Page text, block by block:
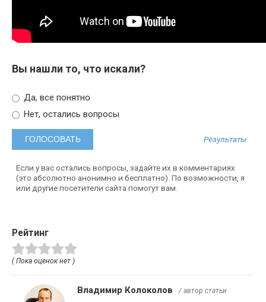
Вы нашли то, что искали?
Да, все понятно
Нет, остались вопросы
Результаты
Если у вас остались вопросы, задайте их в комментариях
(это абсолютно анонимно и бесплатно). По возможности, я
или другие посетители сайта помогут вам.
Рейтинг
( Пока оценок нет )
Владимир Колоколов / автор статьи